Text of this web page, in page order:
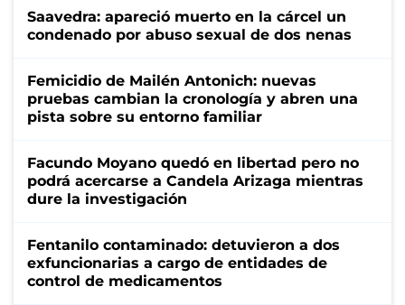
Saavedra: apareció muerto en la cárcel un
condenado por abuso sexual de dos nenas
Femicidio de Mailén Antonich: nuevas
pruebas cambian la cronología y abren una
pista sobre su entorno familiar
Facundo Moyano quedó en libertad pero no
podrá acercarse a Candela Arizaga mientras
dure la investigación
Fentanilo contaminado: detuvieron a dos
exfuncionarias a cargo de entidades de
control de medicamentos